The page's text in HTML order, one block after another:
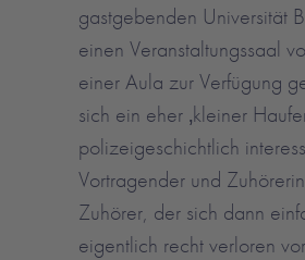
gastgebenden Universität
einen Veranstaltungssaal
einer Aula zur Verfügung
sich ein eher ‚kleiner
polizeigeschichtlich
Vortragender und
Zuhörer, der sich dann
eigentlich recht verloren